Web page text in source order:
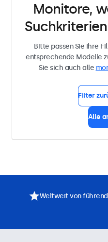
Monitore,
Bitte passen Sie Ihre
entsprechende Modelle
Sie sich auch alle
Filter
Alle
Weltweit von